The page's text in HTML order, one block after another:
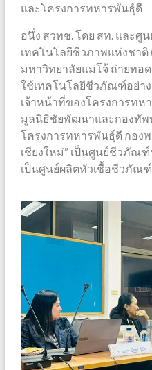
และโครงการทหารพันธุ์ดี
อนึ่ง สวทช. โดย สท. และศู
เทคโนโลยีชีวภาพแห่งชาติ
มหาวิทยาลัยแม่โจ้ ถ่ายทอ
ใช้เทคโนโลยีชีวภัณฑ์อย่า
เจ้าหน้าที่ของโครงการท
มูลนิธิชัยพัฒนาและกองทัพ
โครงการทหารพันธุ์ดี กอง
เชียงใหม่” เป็นศูนย์ชีวภัณ
เป็นศูนย์ผลิตหัวเชื้อชีวภัณ